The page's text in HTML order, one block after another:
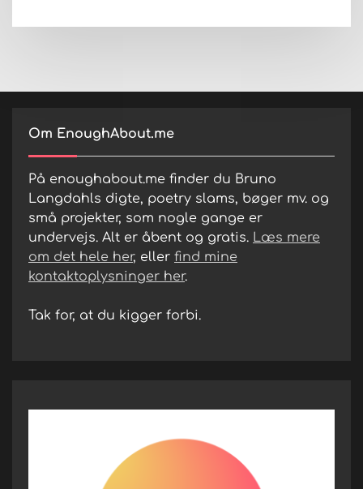
Om EnoughAbout.me
På enoughabout.me finder du Bruno
Langdahls digte, poetry slams, bøger mv. og
små projekter, som nogle gange er
undervejs. Alt er åbent og gratis. Læs mere
om det hele her, eller find mine
kontaktoplysninger her.
Tak for, at du kigger forbi.